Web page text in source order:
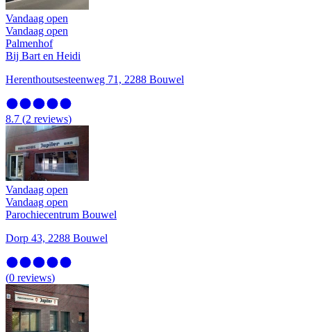
Vandaag open
Vandaag open
Palmenhof
Bij Bart en Heidi
Herenthoutsesteenweg 71, 2288 Bouwel
8.7 (2 reviews)
Vandaag open
Vandaag open
Parochiecentrum Bouwel
Dorp 43, 2288 Bouwel
(0 reviews)